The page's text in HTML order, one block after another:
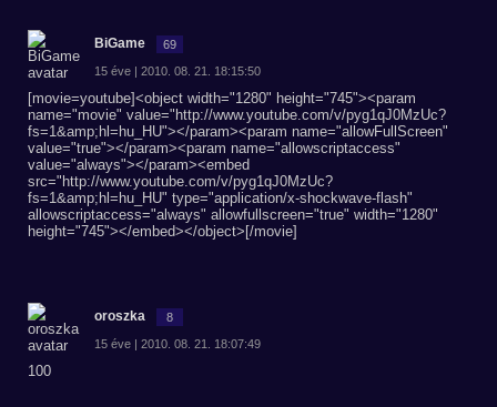
BiGame 69
15 éve | 2010. 08. 21. 18:15:50
[movie=youtube]<object width="1280" height="745"><param
name="movie" value="http://www.youtube.com/v/pyg1qJ0MzUc?
fs=1&amp;hl=hu_HU"></param><param name="allowFullScreen"
value="true"></param><param name="allowscriptaccess"
value="always"></param><embed
src="http://www.youtube.com/v/pyg1qJ0MzUc?
fs=1&amp;hl=hu_HU" type="application/x-shockwave-flash"
allowscriptaccess="always" allowfullscreen="true" width="1280"
height="745"></embed></object>[/movie]
oroszka 8
15 éve | 2010. 08. 21. 18:07:49
100